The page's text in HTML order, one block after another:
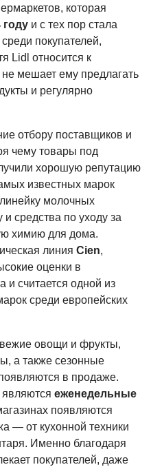
которая
году и с тех пор стала
покупателей,
Lidl относится к
не мешает ему предлагать
и регулярно
отбору поставщиков и
чему товары под
хорошую репутацию
известных марок
молочных
средства по уходу за
химию для дома.
линия Cien,
оценки в
и считается одной из
среди европейских
овощи и фрукты,
а также сезонные
в продаже.
являются еженедельные
появляются
— от кухонной техники
Именно благодаря
покупателей, даже